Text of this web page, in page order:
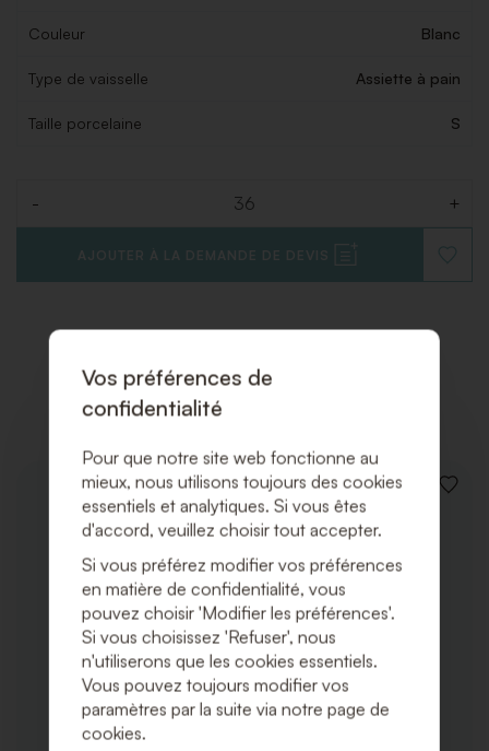
Couleur Blanc
Type de vaisselle Assiette à pain
Taille porcelaine S
- +
AJOUTER À LA DEMANDE DE DEVIS
À
DE
Produits associés
Vos préférences de
confidentialité
Pour que notre site web fonctionne au
mieux, nous utilisons toujours des cookies
essentiels et analytiques. Si vous êtes
d'accord, veuillez choisir tout accepter.
Si vous préférez modifier vos préférences
en matière de confidentialité, vous
pouvez choisir 'Modifier les préférences'.
Si vous choisissez 'Refuser', nous
n'utiliserons que les cookies essentiels.
Vous pouvez toujours modifier vos
paramètres par la suite via notre page de
cookies.